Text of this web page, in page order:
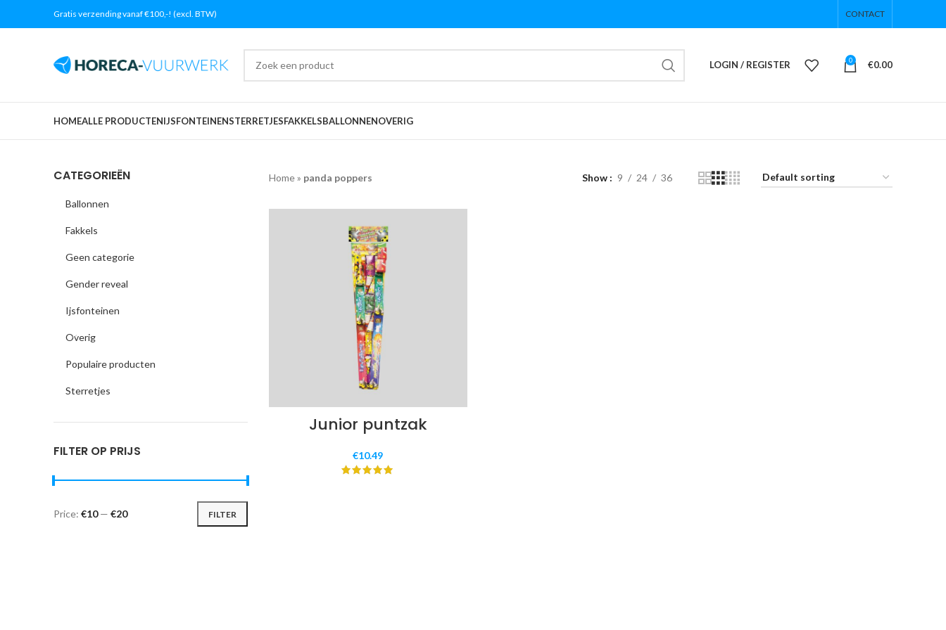
Gratis verzending vanaf €100,-! (excl. BTW) CONTACT
LOGIN / REGISTER 0 €0.00
HOMEALLE PRODUCTENIJSFONTEINENSTERRETJESFAKKELSBALLONNENOVERIG
CATEGORIEËN
Ballonnen
Fakkels
Geen categorie
Gender reveal
Ijsfonteinen
Overig
Populaire producten
Sterretjes
FILTER OP PRIJS
FILTER
Price: €10— €20
Home» panda poppers Show 9 24 36
Junior puntzak
€10.49